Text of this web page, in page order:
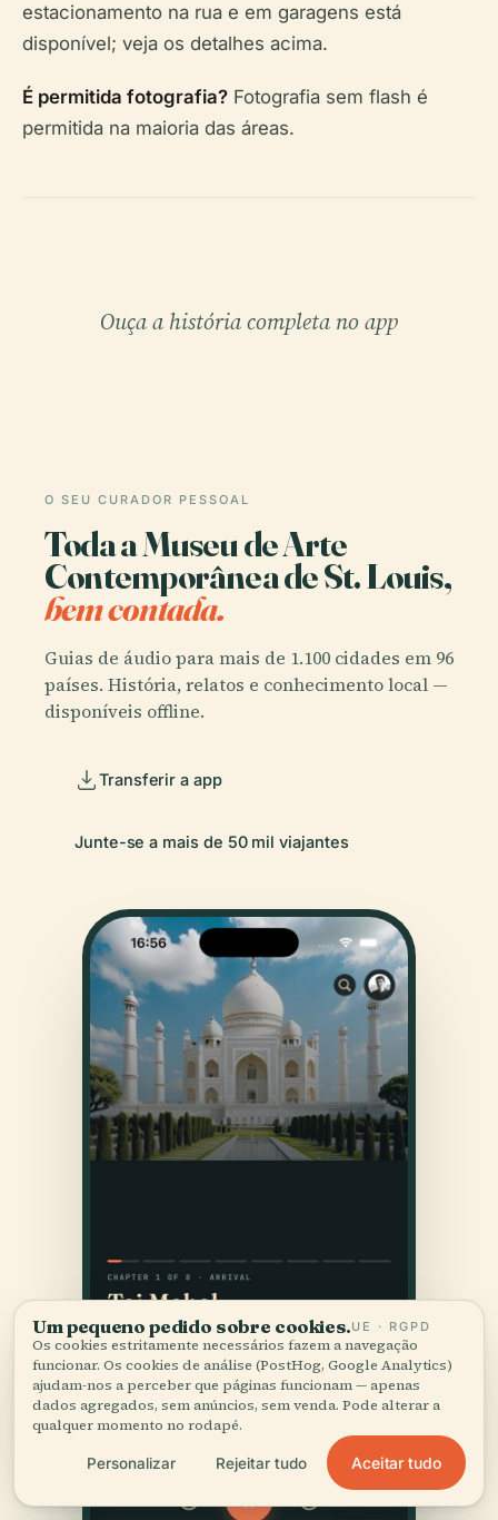
estacionamento na rua e em garagens está
disponível; veja os detalhes acima.
É permitida fotografia? Fotografia sem flash é
permitida na maioria das áreas.
Ouça a história completa no app
O SEU CURADOR PESSOAL
Toda a Museu de Arte
Contemporânea de St. Louis,
bem contada.
Guias de áudio para mais de 1.100 cidades em 96
países. História, relatos e conhecimento local —
disponíveis offline.
Transferir a app
Junte-se a mais de 50 mil viajantes
Um pequeno pedido sobre cookies.UE · RGPD
Os cookies estritamente necessários fazem a navegação
funcionar. Os cookies de análise (PostHog, Google Analytics)
ajudam-nos a perceber que páginas funcionam — apenas
dados agregados, sem anúncios, sem venda. Pode alterar a
qualquer momento no rodapé.
Personalizar Rejeitar tudo Aceitar tudo